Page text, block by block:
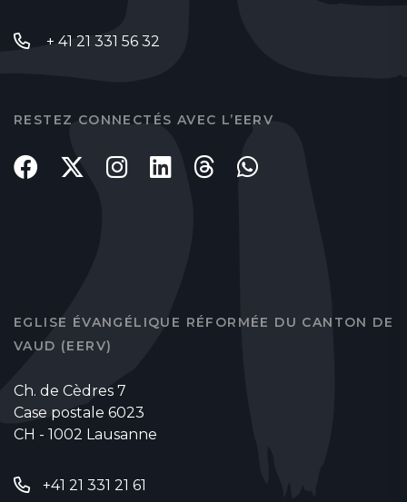
+ 41 21 331 56 32
RESTEZ CONNECTÉS AVEC L’EERV
EGLISE ÉVANGÉLIQUE RÉFORMÉE DU CANTON DE
VAUD (EERV)
Ch. de Cèdres 7
Case postale 6023
CH - 1002 Lausanne
+41 21 331 21 61